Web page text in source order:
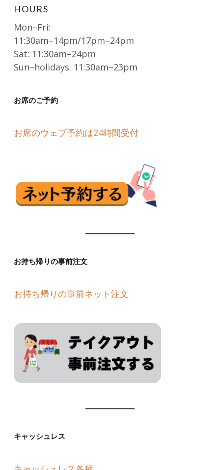
HOURS
Mon–Fri:
11:30am–14pm/17pm–24pm
Sat: 11:30am–24pm
Sun–holidays: 11:30am–23pm
お席のご予約
お席のウェブ予約は24時間受付
お持ち帰りの事前注文
お持ち帰りの事前ネット注文
キャッシュレス